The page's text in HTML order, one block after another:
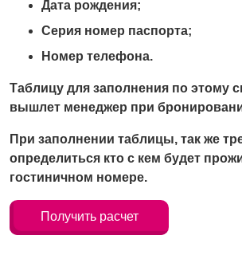
Дата рождения;
Серия номер паспорта;
Номер телефона.
Таблицу для заполнения по этому
вышлет менеджер при
При заполнении таблицы, так же
определиться кто с кем будет
гостиничном номере.
Получить расчет